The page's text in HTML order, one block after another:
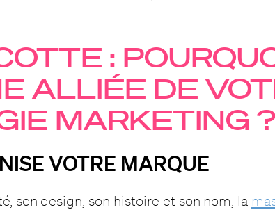
:
ALLIÉE DE
MARKETING ?
VOTRE MARQUE
son design, son histoire et son nom, la